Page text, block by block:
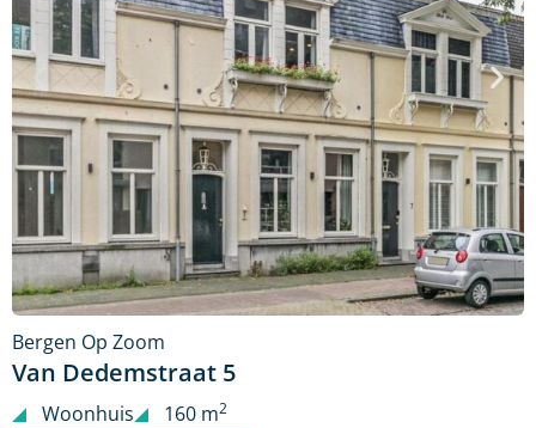
Bergen Op Zoom
Van Dedemstraat 5
Woonhuis 160 m2